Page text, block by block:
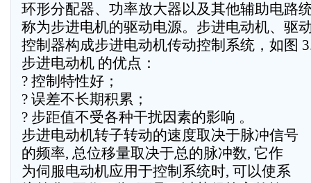
环形分配器、功率放大器以及其他辅助电路
称为步进电机的驱动电源。步进电动机、驱
控制器构成步进电动机传动控制系统，如图
步进电动机 的优点：
? 控制特性好；
? 误差不长期积累；
? 步距值不受各种干扰因素的影响 。
步进电动机转子转动的速度取决于脉冲信号
的频率, 总位移量取决于总的脉冲数, 它作
为伺服电动机应用于控制系统时, 可以使系